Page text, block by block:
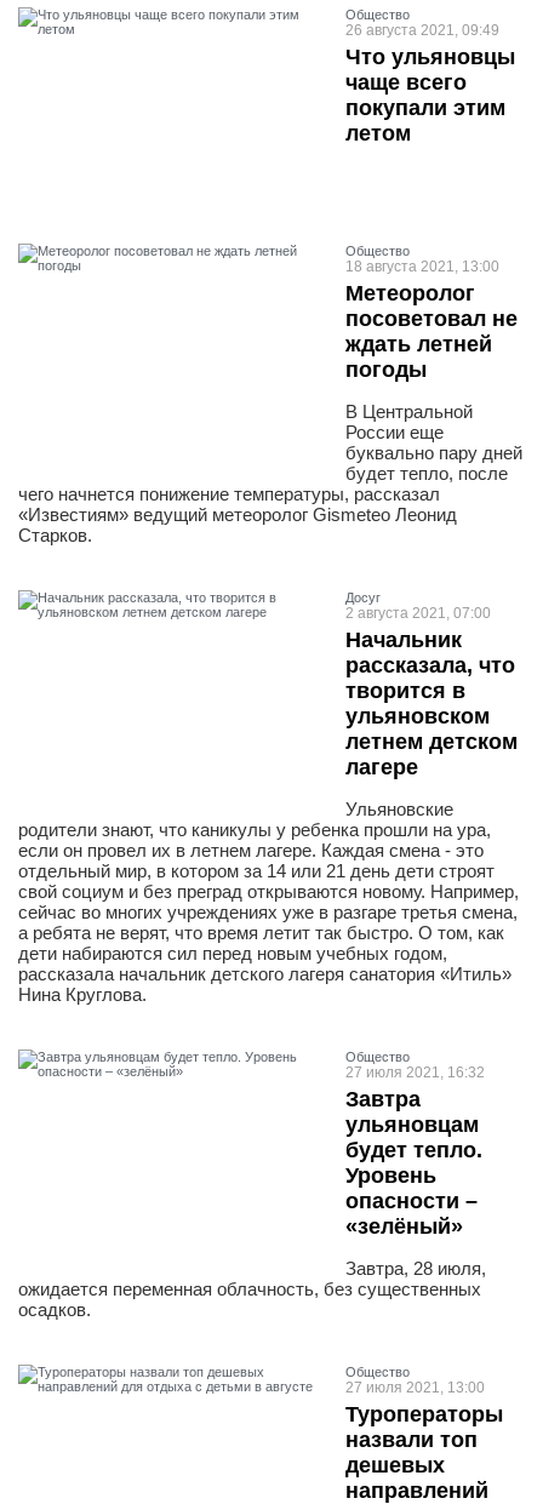
Общество
26 августа 2021, 09:49
Что ульяновцы
чаще всего
покупали этим
летом
Общество
18 августа 2021, 13:00
Метеоролог
посоветовал не
ждать летней
погоды
В Центральной
России еще
буквально пару дней
будет тепло, после
чего начнется понижение температуры, рассказал
«Известиям» ведущий метеоролог Gismeteo Леонид
Старков.
Досуг
2 августа 2021, 07:00
Начальник
рассказала, что
творится в
ульяновском
летнем детском
лагере
Ульяновские
родители знают, что каникулы у ребенка прошли на ура,
если он провел их в летнем лагере. Каждая смена - это
отдельный мир, в котором за 14 или 21 день дети строят
свой социум и без преград открываются новому. Например,
сейчас во многих учреждениях уже в разгаре третья смена,
а ребята не верят, что время летит так быстро. О том, как
дети набираются сил перед новым учебных годом,
рассказала начальник детского лагеря санатория «Итиль»
Нина Круглова.
Общество
27 июля 2021, 16:32
Завтра
ульяновцам
будет тепло.
Уровень
опасности –
«зелёный»
Завтра, 28 июля,
ожидается переменная облачность, без существенных
осадков.
Общество
27 июля 2021, 13:00
Туроператоры
назвали топ
дешевых
направлений